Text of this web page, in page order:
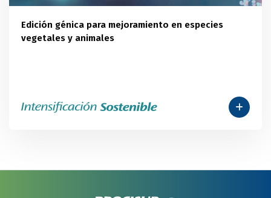
Edición génica para mejoramiento en especies
vegetales y animales